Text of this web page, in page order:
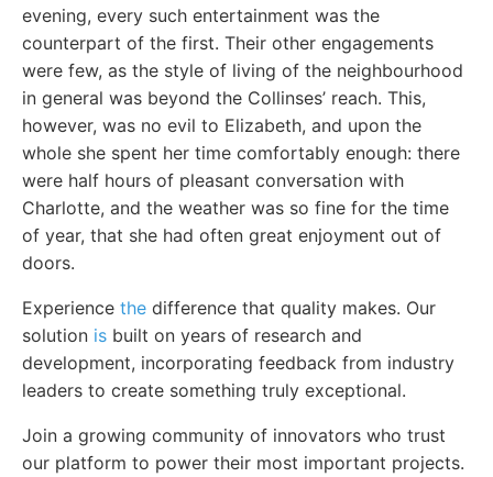
evening, every such entertainment was the
counterpart of the first. Their other engagements
were few, as the style of living of the neighbourhood
in general was beyond the Collinses’ reach. This,
however, was no evil to Elizabeth, and upon the
whole she spent her time comfortably enough: there
were half hours of pleasant conversation with
Charlotte, and the weather was so fine for the time
of year, that she had often great enjoyment out of
doors.
Experience the difference that quality makes. Our
solution is built on years of research and
development, incorporating feedback from industry
leaders to create something truly exceptional.
Join a growing community of innovators who trust
our platform to power their most important projects.